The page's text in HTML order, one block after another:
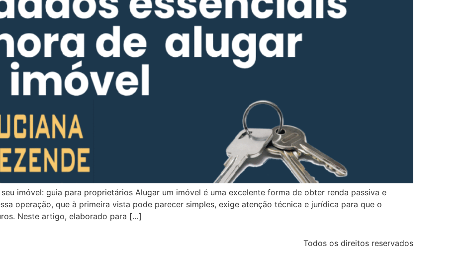
imóvel: guia para proprietários Alugar um imóvel é uma excelente forma de obter renda passiva e
operação, que à primeira vista pode parecer simples, exige atenção técnica e jurídica para que o
Neste artigo, elaborado para […]
Todos os direitos reservados